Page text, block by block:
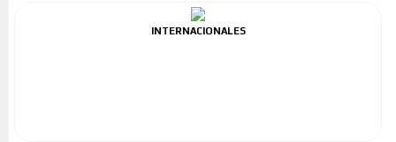
INTERNACIONALES